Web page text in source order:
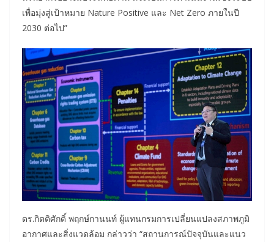
เพื่อมุ่งสู่เป้าหมาย Nature Positive และ Net Zero ภายในปี
2030 ต่อไป”
ดร.กิตติศักดิ์ พฤกษ์กานนท์ ผู้แทนกรมการเปลี่ยนแปลงสภาพภูมิ
อากาศและสิ่งแวดล้อม กล่าวว่า “สถานการณ์ปัจจุบันและแนว